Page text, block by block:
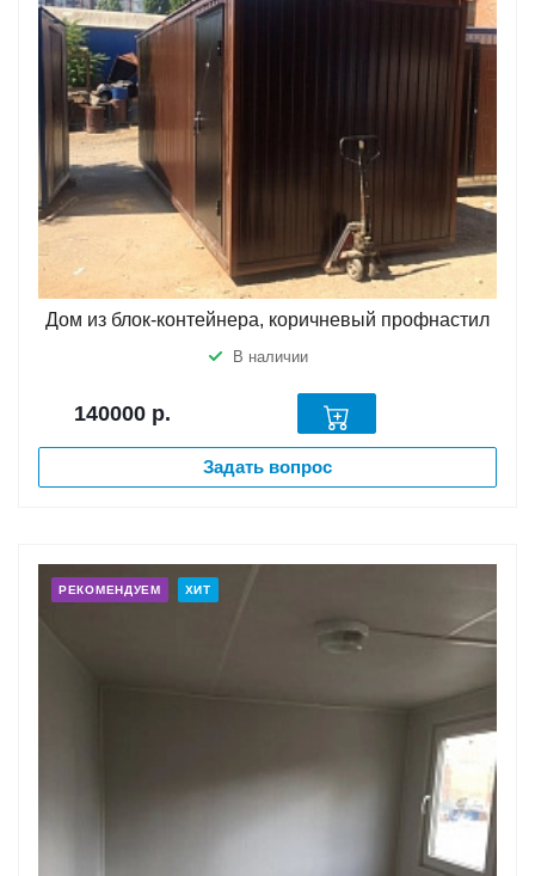
Дом из блок-контейнера, коричневый профнастил
В наличии
140000 р.
Задать вопрос
РЕКОМЕНДУЕМ ХИТ